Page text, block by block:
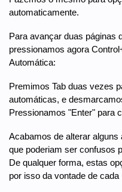
automaticamente.
Para avançar duas páginas
pressionamos agora
Automática:
Premimos Tab duas
automáticas, e
Pressionamos "Enter" para
Acabamos de alterar
que poderiam ser confusos
De qualquer forma, estas
por isso da vontade de cada